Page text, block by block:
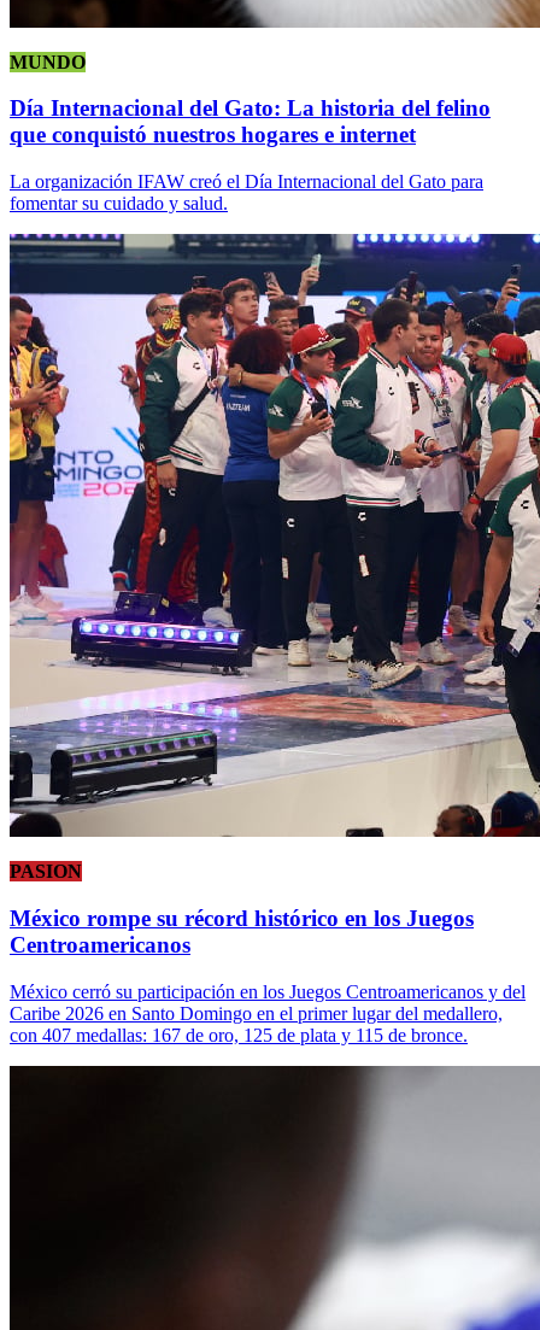
MUNDO
Día Internacional del Gato: La historia del felino
que conquistó nuestros hogares e internet
La organización IFAW creó el Día Internacional del Gato para
fomentar su cuidado y salud.
PASION
México rompe su récord histórico en los Juegos
Centroamericanos
México cerró su participación en los Juegos Centroamericanos y del
Caribe 2026 en Santo Domingo en el primer lugar del medallero,
con 407 medallas: 167 de oro, 125 de plata y 115 de bronce.